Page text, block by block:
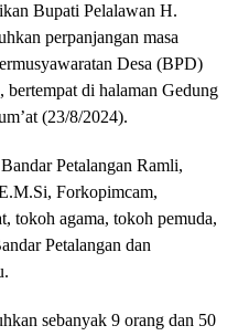
Bupati Pelalawan H.
perpanjangan masa
Desa (BPD)
bertempat di halaman Gedung
(23/8/2024).
Petalangan Ramli,
Forkopimcam,
tokoh agama, tokoh pemuda,
Petalangan dan
sebanyak 9 orang dan 50